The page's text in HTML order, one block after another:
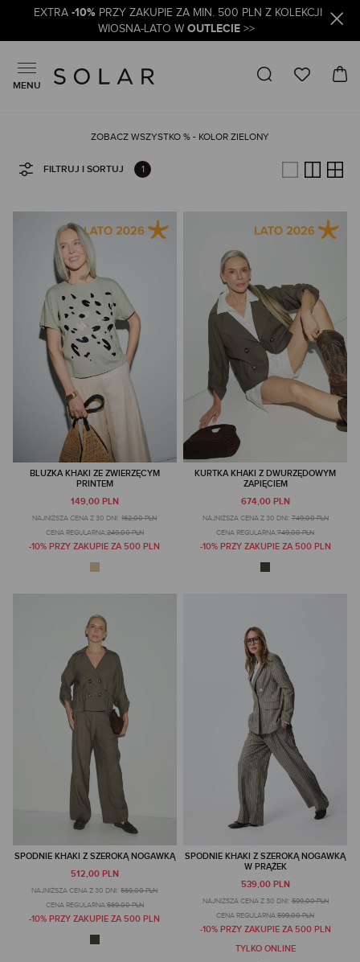
EXTRA -10% PRZY ZAKUPIE ZA MIN. 500 PLN Z KOLEKCJI
WIOSNA-LATO W OUTLECIE>>
MENU
ZOBACZ WSZYSTKO % - KOLOR ZIELONY
FILTRUJ I SORTUJ 1
BLUZKA KHAKI ZE ZWIERZĘCYM
PRINTEM
149,00 PLN
NAJNIŻSZA CENA Z 30 DNI: 162,00 PLN
CENA REGULARNA:249,00 PLN
-10% PRZY ZAKUPIE ZA 500 PLN
KURTKA KHAKI Z DWURZĘDOWYM
ZAPIĘCIEM
674,00 PLN
NAJNIŻSZA CENA Z 30 DNI: 749,00 PLN
CENA REGULARNA:749,00 PLN
-10% PRZY ZAKUPIE ZA 500 PLN
SPODNIE KHAKI Z SZEROKĄ NOGAWKĄ
512,00 PLN
NAJNIŻSZA CENA Z 30 DNI: 569,00 PLN
CENA REGULARNA:569,00 PLN
-10% PRZY ZAKUPIE ZA 500 PLN
SPODNIE KHAKI Z SZEROKĄ NOGAWKĄ
W PRĄŻEK
539,00 PLN
NAJNIŻSZA CENA Z 30 DNI: 599,00 PLN
CENA REGULARNA:599,00 PLN
-10% PRZY ZAKUPIE ZA 500 PLN
TYLKO ONLINE